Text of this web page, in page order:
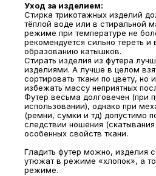
Уход за изделием:
Стирка трикотажных изделий
тёплой воде или в стиральной
режиме при температуре не
рекомендуется сильно тереть
образованию катышков.
Стирать изделия из футера
изделиями. А лучше в целом
сортировать ткани по цвету, но
избежать массу неприятных
Футер весьма долговечен (при
использовании), однако при
(ремни, сумки и тд) допустимо
следствии ношения
особенных свойств ткани.
Гладить футер можно, изделия
утюжат в режиме «хлопок», а
режиме.
МАГАЗИНЫ
Потрогать, примерить,
ВЛЮБИТЬСЯ И КУПИТЬ
наш бренд вы можете по